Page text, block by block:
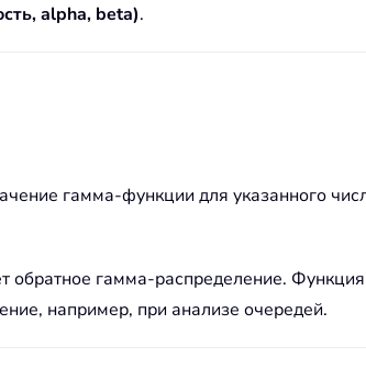
alpha, beta).
гамма-функции для указанного
гамма-распределение. Функция
например, при анализе очередей.